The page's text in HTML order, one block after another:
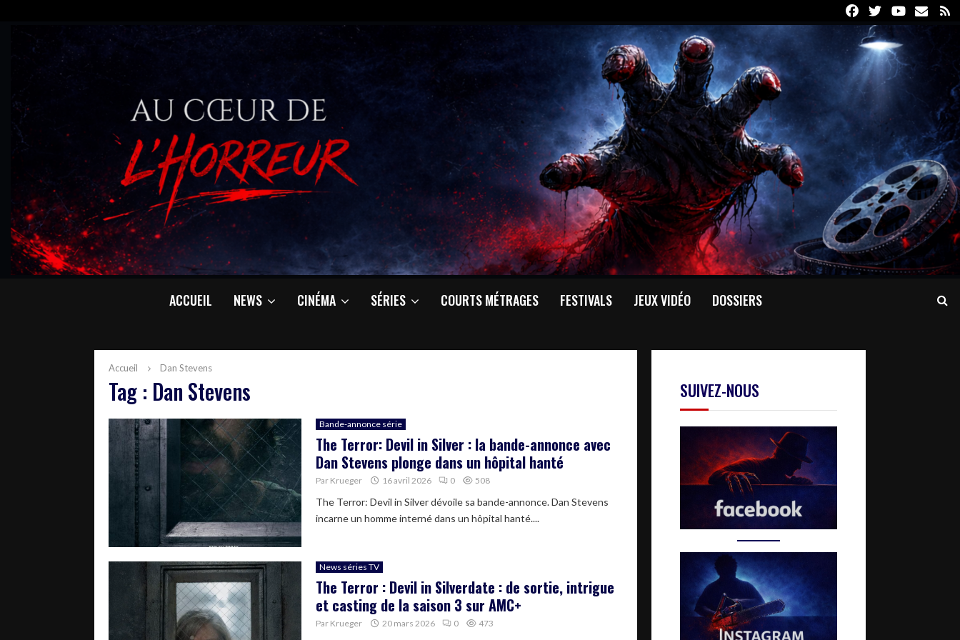
FacebookTwitterYoutube
Email
ACCUEIL NEWS CINÉMA SÉRIES COURTS MÉTRAGES FESTIVALS JEUX VIDÉO DOSSIERS
Accueil Dan Stevens
Tag : Dan Stevens
Bande-annonce série
The Terror: Devil in Silver : la bande-annonce avec
Dan Stevens plonge dans un hôpital hanté
Par Krueger 16 avril 2026 0 508
The Terror: Devil in Silver dévoile sa bande-annonce. Dan Stevens
incarne un homme interné dans un hôpital hanté....
News séries TV
The Terror : Devil in Silverdate : de sortie, intrigue
et casting de la saison 3 sur AMC+
Par Krueger 20 mars 2026 0 473
SUIVEZ-NOUS